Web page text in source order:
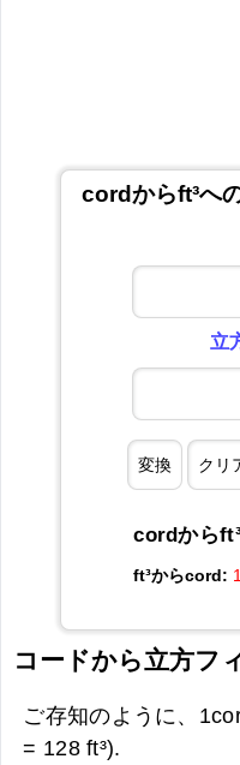
cordからft³へ
立
cordから
ft³からcord:
コードから立方フ
ご存知のように、
= 128 ft³).